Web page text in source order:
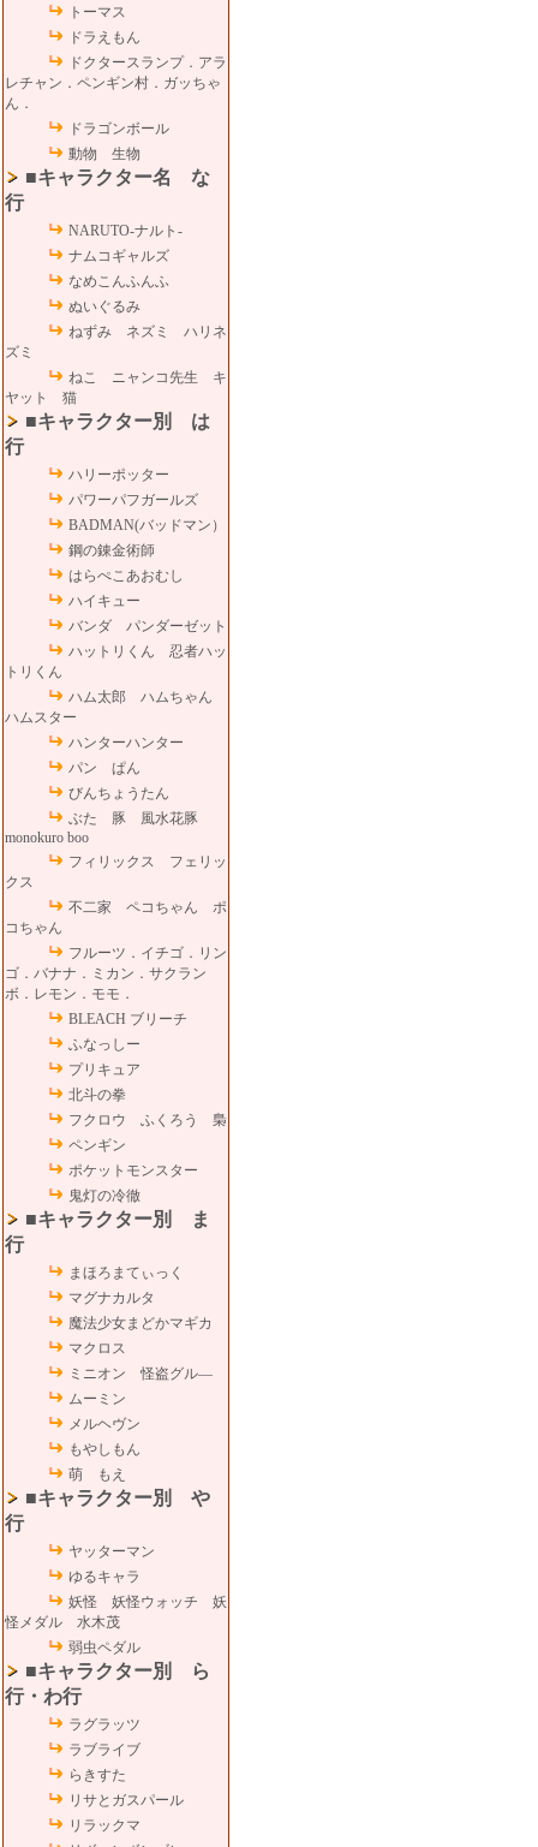
トーマス
ドラえもん
ドクタースランプ．アラ
レチャン．ペンギン村．ガッちゃ
ん．
ドラゴンボール
動物 生物
■キャラクター名 な
行
NARUTO-ナルト-
ナムコギャルズ
なめこんふんふ
ぬいぐるみ
ねずみ ネズミ ハリネ
ズミ
ねこ ニャンコ先生 キ
ヤット 猫
■キャラクター別 は
行
ハリーポッター
パワーパフガールズ
BADMAN(バッドマン）
鋼の錬金術師
はらぺこあおむし
ハイキュー
バンダ パンダーゼット
ハットリくん 忍者ハッ
トリくん
ハム太郎 ハムちゃん
ハムスター
ハンターハンター
パン ぱん
びんちょうたん
ぶた 豚 風水花豚
monokuro boo
フィリックス フェリッ
クス
不二家 ペコちゃん ポ
コちゃん
フルーツ．イチゴ．リン
ゴ．バナナ．ミカン．サクラン
ボ．レモン．モモ．
BLEACH ブリーチ
ふなっしー
プリキュア
北斗の拳
フクロウ ふくろう 梟
ペンギン
ポケットモンスター
鬼灯の冷徹
■キャラクター別 ま
行
まほろまてぃっく
マグナカルタ
魔法少女まどかマギカ
マクロス
ミニオン 怪盗グル―
ムーミン
メルヘヴン
もやしもん
萌 もえ
■キャラクター別 や
行
ヤッターマン
ゆるキャラ
妖怪 妖怪ウォッチ 妖
怪メダル 水木茂
弱虫ペダル
■キャラクター別 ら
行・わ行
ラグラッツ
ラブライブ
らきすた
リサとガスパール
リラックマ